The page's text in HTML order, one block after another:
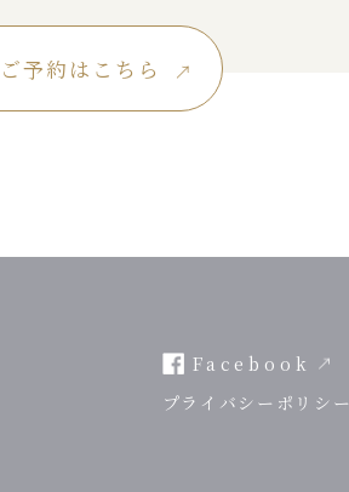
予約はこちら
Facebook
プライバシーポリシー